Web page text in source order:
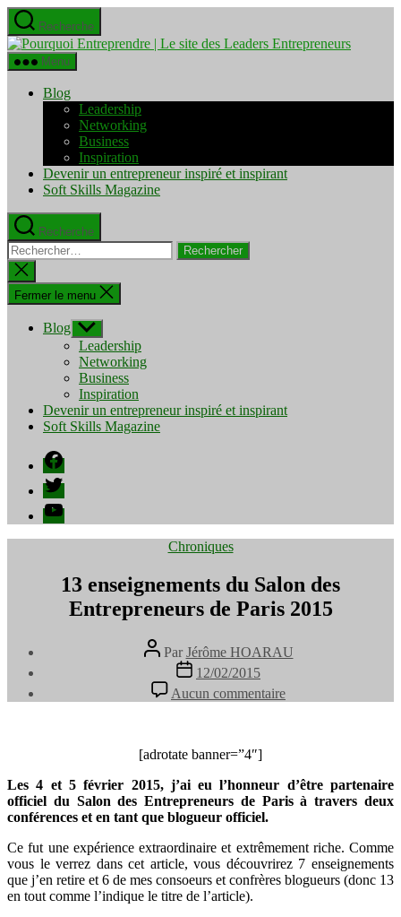
Aller
au
contenu
Recherche
Pourquoi
Menu
Blog
Leadership
Networking
Business
Inspiration
Devenir un entrepreneur inspiré et inspirant
Soft Skills Magazine
Recherche
Rechercher :
Fermer
la
recherche
Fermer le menu
Blog Afficher
le
sous-
menu
Leadership
Networking
Business
Inspiration
Devenir un entrepreneur inspiré et inspirant
Soft Skills Magazine
Facebook
Twitter
YouTube
Catégories
Chroniques
13 enseignements du Salon des
Entrepreneurs de Paris 2015
Auteur
de
l’article
Par Jérôme HOARAU
Date
l’article
12/02/2015
Aucun commentaire
13
Entrepreneurs
de
[adrotate banner=”4″]
Les 4 et 5 février 2015, j’ai eu l’honneur d’être partenaire
officiel du Salon des Entrepreneurs de Paris à travers deux
conférences et en tant que blogueur officiel.
Ce fut une expérience extraordinaire et extrêmement riche. Comme
vous le verrez dans cet article, vous découvrirez 7 enseignements
que j’en retire et 6 de mes consoeurs et confrères blogueurs (donc 13
en tout comme l’indique le titre de l’article).